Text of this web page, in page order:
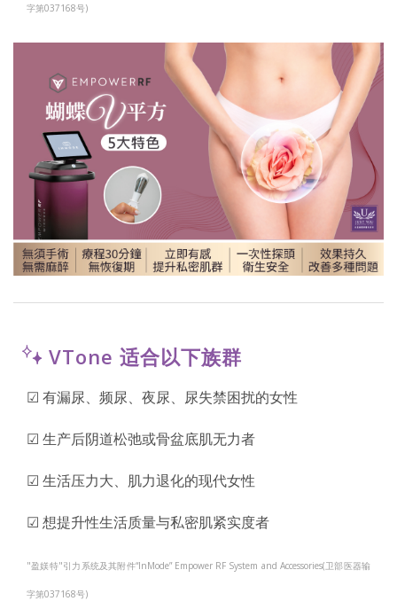
字第037168号)
VTone 适合以下族群
☑ 有漏尿、频尿、夜尿、尿失禁困扰的女性
☑ 生产后阴道松弛或骨盆底肌无力者
☑ 生活压力大、肌力退化的现代女性
☑ 想提升性生活质量与私密肌紧实度者
"盈媄特"引力系统及其附件“InMode” Empower RF System and Accessories(卫部医器输
字第037168号)